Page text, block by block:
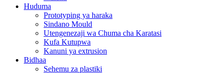
Huduma
Prototyping ya haraka
Sindano Mould
Utengenezaji wa Chuma cha Karatasi
Kufa Kutupwa
Kanuni ya extrusion
Bidhaa
Sehemu za plastiki